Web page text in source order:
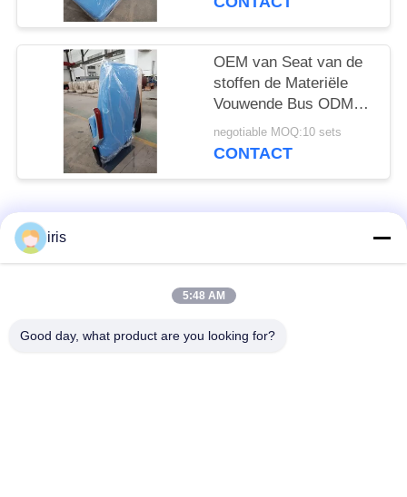
OEM van Seat van de
stoffen de Materiële
Vouwende Bus ODM
Aanpassing van de de
Dienst Aanvaardbare
negotiable MOQ:10 sets
CONTACT
populaire categorieën
De Zetels van de
glazenbus
iris
5:48 AM
Good day, what product are you looking for?